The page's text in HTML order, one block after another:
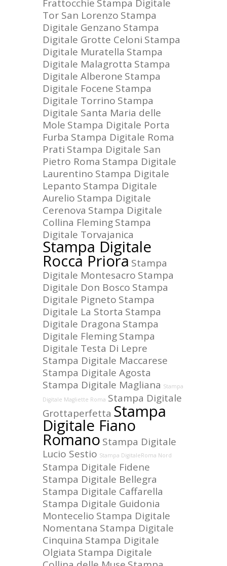
Frattocchie Stampa Digitale
Tor San Lorenzo Stampa
Digitale Genzano Stampa
Digitale Grotte Celoni Stampa
Digitale Muratella Stampa
Digitale Malagrotta Stampa
Digitale Alberone Stampa
Digitale Focene Stampa
Digitale Torrino Stampa
Digitale Santa Maria delle
Mole Stampa Digitale Porta
Furba Stampa Digitale Roma
Prati Stampa Digitale San
Pietro Roma Stampa Digitale
Laurentino Stampa Digitale
Lepanto Stampa Digitale
Aurelio Stampa Digitale
Cerenova Stampa Digitale
Collina FlemingStampa
Digitale Torvajanica
Stampa Digitale
Rocca Priora Stampa
Digitale Montesacro Stampa
Digitale Don Bosco Stampa
Digitale Pigneto Stampa
Digitale La Storta Stampa
Digitale Dragona Stampa
Digitale FlemingStampa
Digitale Testa Di Lepre
Stampa Digitale Maccarese
Stampa Digitale Agosta
Stampa Digitale Magliana Stampa
Digitale Magliette Roma Stampa Digitale
Grottaperfetta Stampa
Digitale Fiano
Romano Stampa Digitale
Lucio Sestio Stampa DigitaleRoma Nord
Stampa Digitale Fidene
Stampa Digitale Bellegra
Stampa Digitale Caffarella
Stampa Digitale Guidonia
Montecelio Stampa Digitale
Nomentana Stampa Digitale
Cinquina Stampa Digitale
Olgiata Stampa Digitale